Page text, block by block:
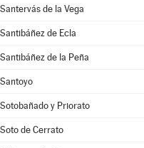
Santervás de la Vega
Santibáñez de Ecla
Santibáñez de la Peña
Santoyo
Sotobañado y Priorato
Soto de Cerrato